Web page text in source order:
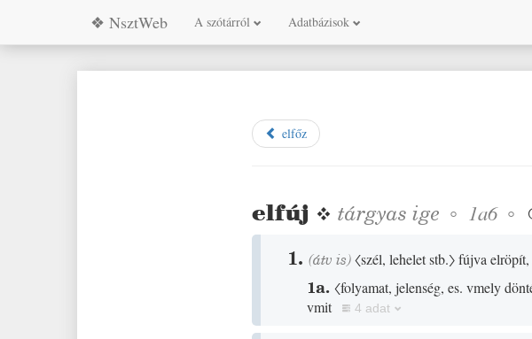
❖ NsztWeb A szótárról Adatbázisok
elfőz
elfúj ❖tárgyas ige ◦ 1a6◦
1.(átv is) 〈szél, lehelet stb.〉fújva
1a.〈folyamat, jelenség, es. vmely
vmit
4 adat